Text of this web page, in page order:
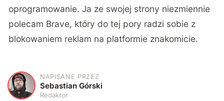
oprogramowanie. Ja ze swojej strony niezmiennie
polecam Brave, który do tej pory radzi sobie z
blokowaniem reklam na platformie znakomicie.
S
NAPISANE PRZEZ
Sebastian Górski
Redaktor